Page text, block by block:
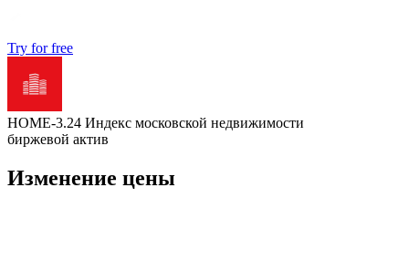
Try for free
HOME-3.24 Индекс московской недвижимости
биржевой актив
Изменение цены